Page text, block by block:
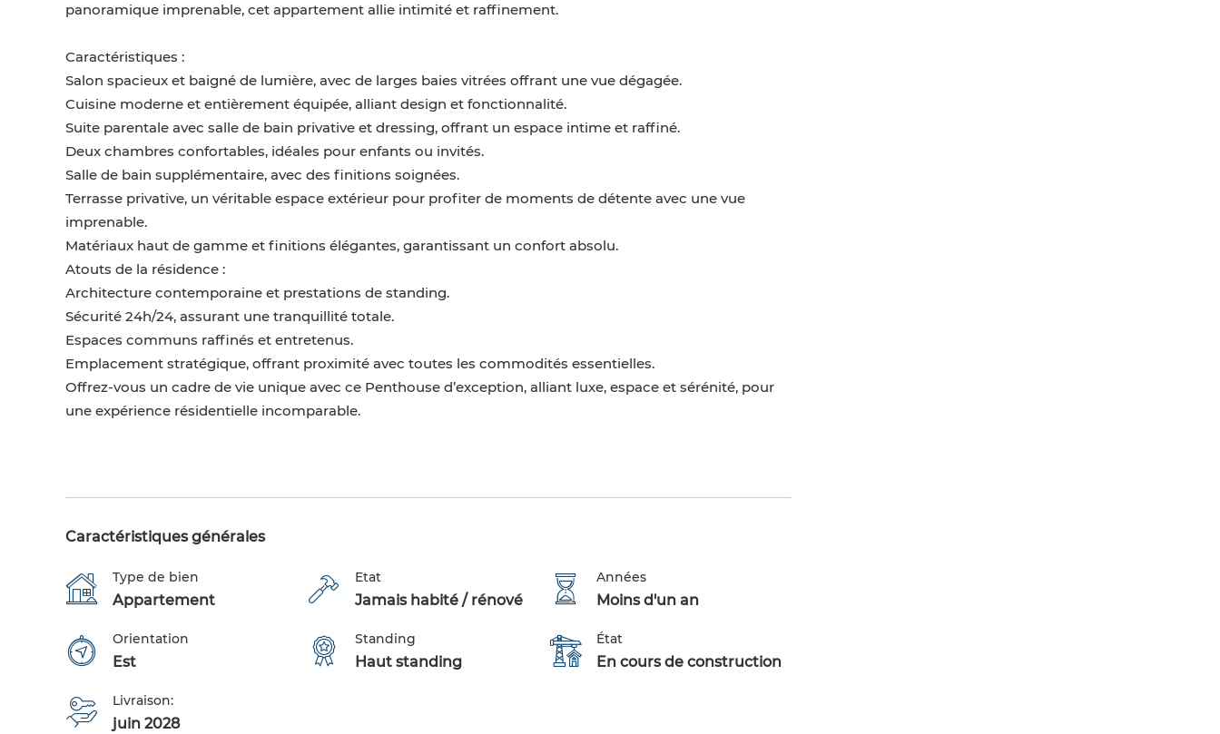
panoramique imprenable, cet appartement allie intimité et raffinement.
Caractéristiques :
Salon spacieux et baigné de lumière, avec de larges baies vitrées offrant une vue dégagée.
Cuisine moderne et entièrement équipée, alliant design et fonctionnalité.
Suite parentale avec salle de bain privative et dressing, offrant un espace intime et raffiné.
Deux chambres confortables, idéales pour enfants ou invités.
Salle de bain supplémentaire, avec des finitions soignées.
Terrasse privative, un véritable espace extérieur pour profiter de moments de détente avec une vue
imprenable.
Matériaux haut de gamme et finitions élégantes, garantissant un confort absolu.
Atouts de la résidence :
Architecture contemporaine et prestations de standing.
Sécurité 24h/24, assurant une tranquillité totale.
Espaces communs raffinés et entretenus.
Emplacement stratégique, offrant proximité avec toutes les commodités essentielles.
Offrez-vous un cadre de vie unique avec ce Penthouse d’exception, alliant luxe, espace et sérénité, pour
une expérience résidentielle incomparable.
Caractéristiques générales
Type de bien
Appartement
Etat
Jamais habité / rénové
Années
Moins d'un an
Orientation
Est
Standing
Haut standing
État
En cours de construction
Livraison:
juin 2028